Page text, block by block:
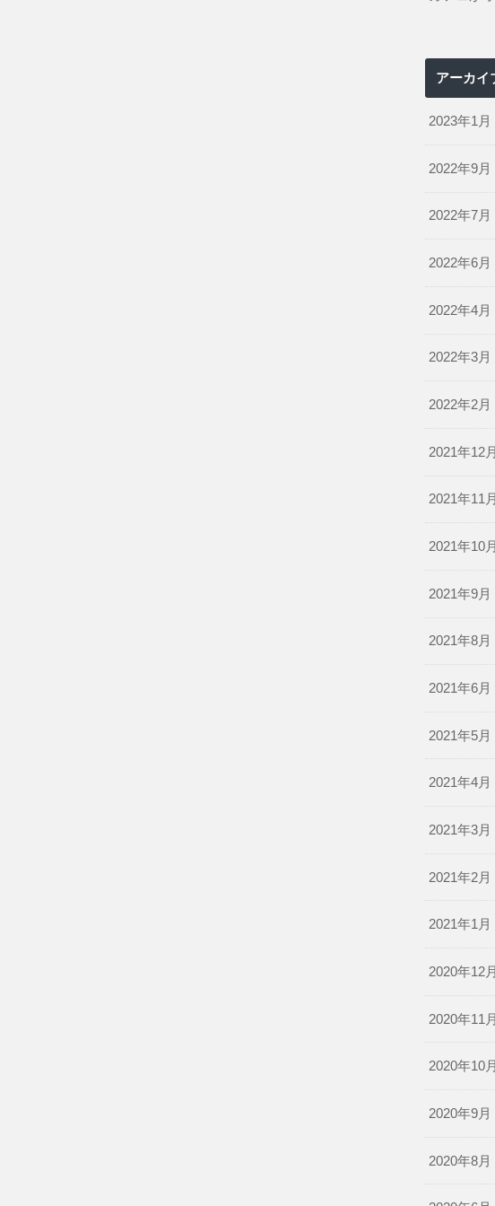
アーカイ
2023年1月
2022年9月
2022年7月
2022年6月
2022年4月
2022年3月
2022年2月
2021年12月
2021年11月
2021年10月
2021年9月
2021年8月
2021年6月
2021年5月
2021年4月
2021年3月
2021年2月
2021年1月
2020年12月
2020年11月
2020年10月
2020年9月
2020年8月